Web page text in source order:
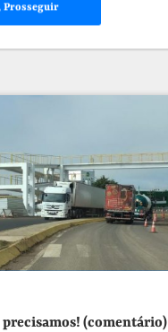
Prosseguir
Notícias
precisamos! (comentário)